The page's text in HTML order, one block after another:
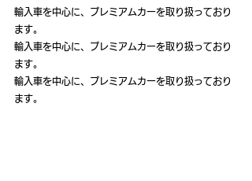
輸入車を中心に、プレミアムカーを取り扱っており
ます。
輸入車を中心に、プレミアムカーを取り扱っており
ます。
輸入車を中心に、プレミアムカーを取り扱っており
ます。